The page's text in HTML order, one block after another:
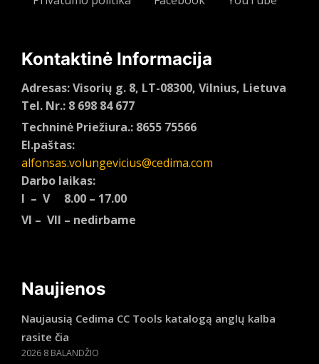
Kontaktinė Informacija
Adresas: Visorių g. 8, LT-08300, Vilnius, Lietuva
Tel. Nr.: 8 698 84 677
Techninė Priežiura.: 8655 75566
El.paštas:
alfonsas.volungevicius@cedima.com
Darbo laikas:
I – V 8.00 – 17.00
VI – VII – nedirbame
Naujienos
Naujausią Cedima CC Tools katalogą anglų kalba
rasite čia
2026 8 BALANDŽIO